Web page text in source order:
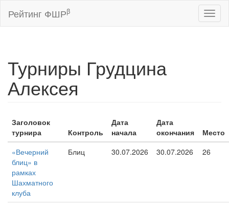
Рейтинг ФШРβ
Турниры Грудцина
Алексея
Заголовок
турнира
Контроль
Дата
начала
Дата
окончания
Место
«Вечерний
блиц» в
рамках
Шахматного
клуба
Блиц 30.07.2026 30.07.2026 26